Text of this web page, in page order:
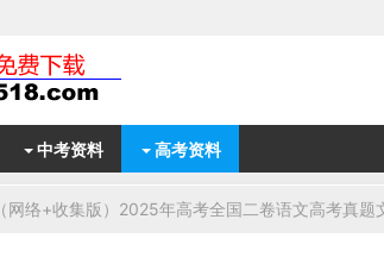
中考资料 高考资料
（网络+收集版）2025年高考全国二卷语文高考真题